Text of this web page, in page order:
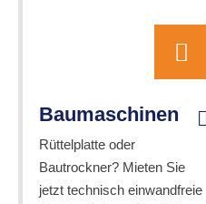
Baumaschinen
Rüttelplatte oder
Bautrockner? Mieten Sie
jetzt technisch einwandfreie